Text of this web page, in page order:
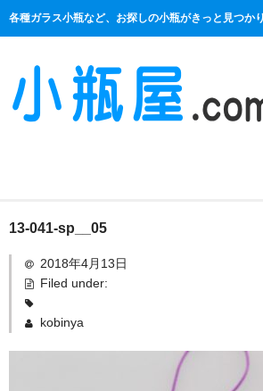
各種ガラス小瓶など、お探しの小瓶がきっと見つかり
商品一覧
絞り口
13-041-sp__05
2018年4月13日
Filed under:
kobinya